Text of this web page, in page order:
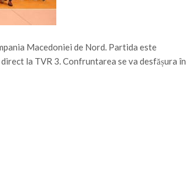
Macedoniei de Nord. Partida este
la TVR 3. Confruntarea se va desfășura în